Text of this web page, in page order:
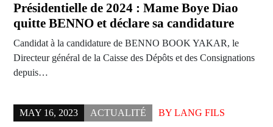
Présidentielle de 2024 : Mame Boye Diao
quitte BENNO et déclare sa candidature
Candidat à la candidature de BENNO BOOK YAKAR, le
Directeur général de la Caisse des Dépôts et des Consignations
depuis…
MAY 16, 2023 ACTUALITÉ BY LANG FILS